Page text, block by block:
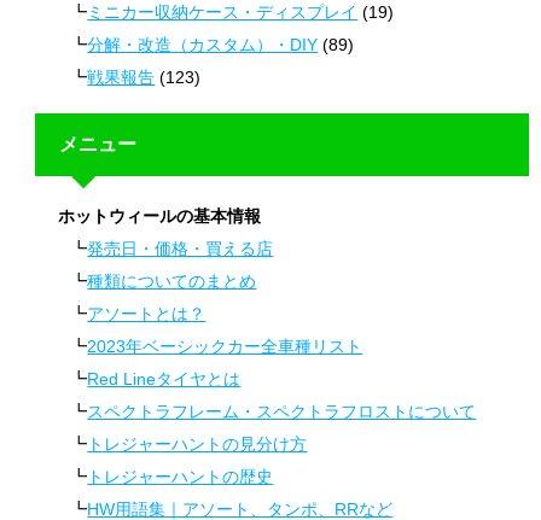
ミニカー収納ケース・ディスプレイ (19)
分解・改造（カスタム）・DIY (89)
戦果報告 (123)
メニュー
ホットウィールの基本情報
発売日・価格・買える店
種類についてのまとめ
アソートとは？
2023年ベーシックカー全車種リスト
Red Lineタイヤとは
スペクトラフレーム・スペクトラフロストについて
トレジャーハントの見分け方
トレジャーハントの歴史
HW用語集｜アソート、タンポ、RRなど